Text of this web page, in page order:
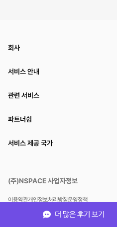
더 많은 후기 보기
회사
서비스 안내
관련 서비스
파트너쉽
서비스 제공 국가
(주)NSPACE 사업자정보
이용약관개인정보처리방침운영정책
스페이스클라우드는 통신판매중개자이며 통신
라우드는 공간 거래정보 및 거래에 대해 책임지지